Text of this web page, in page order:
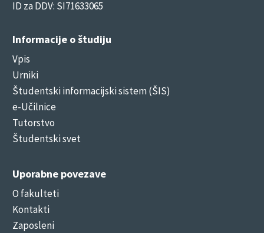
ID za DDV: SI71633065
Informacije o študiju
Vpis
Urniki
Študentski informacijski sistem (ŠIS)
e-Učilnice
Tutorstvo
Študentski svet
Uporabne povezave
O fakulteti
Kontakti
Zaposleni